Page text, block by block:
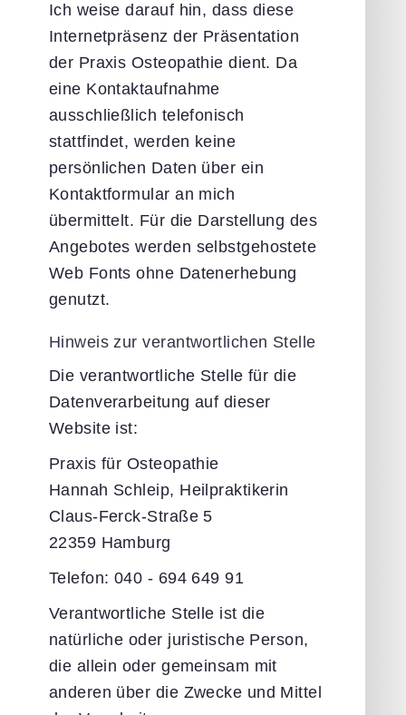
Ich weise darauf hin, dass diese
Internetpräsenz der Präsentation
der Praxis Osteopathie dient. Da
eine Kontaktaufnahme
ausschließlich telefonisch
stattfindet, werden keine
persönlichen Daten über ein
Kontaktformular an mich
übermittelt. Für die Darstellung des
Angebotes werden selbstgehostete
Web Fonts ohne Datenerhebung
genutzt.
Hinweis zur verantwortlichen Stelle
Die verantwortliche Stelle für die
Datenverarbeitung auf dieser
Website ist:
Praxis für Osteopathie
Hannah Schleip, Heilpraktikerin
Claus-Ferck-Straße 5
22359 Hamburg
Telefon: 040 - 694 649 91
Verantwortliche Stelle ist die
natürliche oder juristische Person,
die allein oder gemeinsam mit
anderen über die Zwecke und Mittel